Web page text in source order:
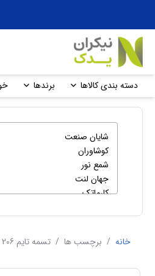
دسته بندی کالاها برندها
خانه / برچسب ها / تسمه تایم 206